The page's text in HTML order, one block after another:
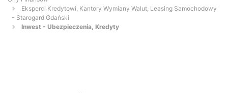
Eksperci Kredytowi, Kantory Wymiany Walut, Leasing Samochodowy
- Starogard Gdański
Inwest - Ubezpieczenia, Kredyty